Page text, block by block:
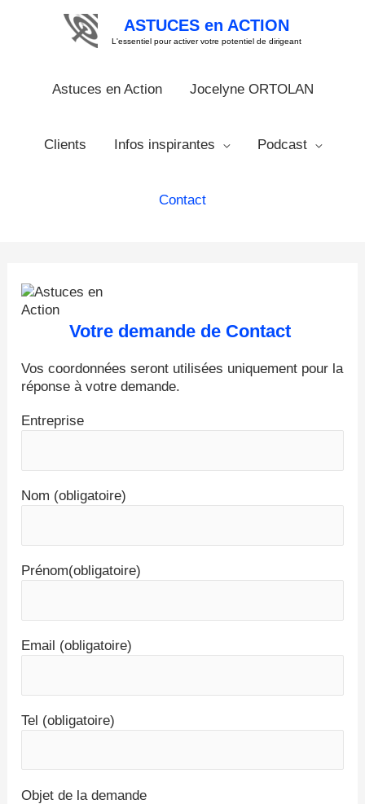
ASTUCES en ACTION
L'essentiel pour activer votre potentiel de dirigeant
Astuces en Action Jocelyne ORTOLAN
Clients Infos inspirantes Podcast
Contact
Votre demande de Contact
Vos coordonnées seront utilisées uniquement pour la
réponse à votre demande.
Entreprise
Nom (obligatoire)
Prénom(obligatoire)
Email (obligatoire)
Tel (obligatoire)
Objet de la demande